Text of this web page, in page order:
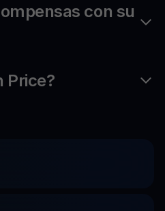
con su
Price?